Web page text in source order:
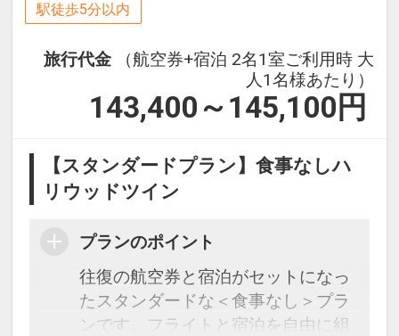
駅徒歩5分以内
旅行代金
（航空券+宿泊 2名1室ご利用時 大
人1名様あたり）
143,400～145,100 円
【スタンダードプラン】食事なしハ
リウッドツイン
プランのポイント
往復の航空券と宿泊がセットになっ
たスタンダードな＜食事なし＞プラ
ンです。フライトと宿泊を自由に組